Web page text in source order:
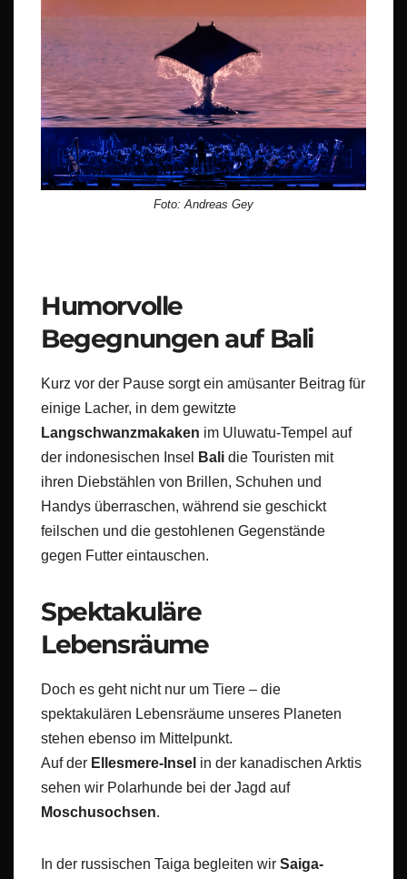
Foto: Andreas Gey
Humorvolle
Begegnungen auf Bali
Kurz vor der Pause sorgt ein amüsanter Beitrag für
einige Lacher, in dem gewitzte
Langschwanzmakaken im Uluwatu-Tempel auf
der indonesischen Insel
Bali die Touristen mit
ihren Diebstählen von Brillen, Schuhen und
Handys überraschen, während sie geschickt
feilschen und die gestohlenen Gegenstände
gegen Futter eintauschen.
Spektakuläre
Lebensräume
Doch es geht nicht nur um Tiere – die
spektakulären Lebensräume unseres Planeten
stehen ebenso im Mittelpunkt.
Auf der Ellesmere-Insel in der kanadischen Arktis
sehen wir Polarhunde bei der Jagd auf
Moschusochsen.
In der russischen Taiga begleiten wir Saiga-